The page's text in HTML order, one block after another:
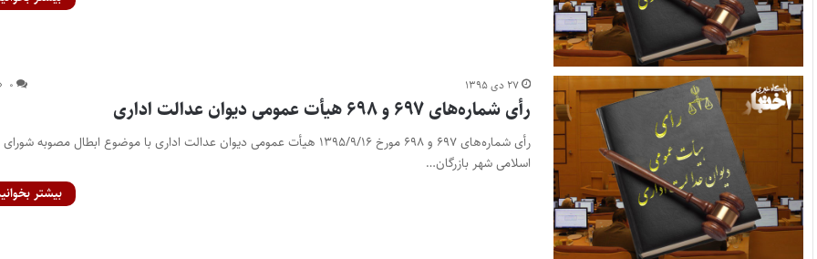
۲۷ دی ۱۳۹۵ ۰
رأی شماره‌های ۶۹۷ و ۶۹۸ هیأت عمومی دیوان عدالت اداری
رأی شماره‌های ۶۹۷ و ۶۹۸ مورخ ۱۳۹۵/۹/۱۶ هیأت عمومی دیوان عدالت اداری با موضوع ابطال مصوبه شورای
اسلامی شهر بازرگان…
بیشتر